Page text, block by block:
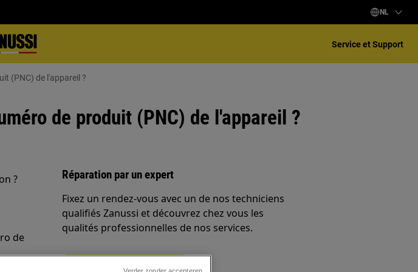
NL
Service et Support
(PNC) de l'appareil ?
de produit (PNC) de l'appareil ?
?
de
Réparation par un expert
Fixez un rendez-vous avec un de nos techniciens
qualifiés Zanussi et découvrez chez vous les
qualités professionnelles de nos services.
Réserver une réparation